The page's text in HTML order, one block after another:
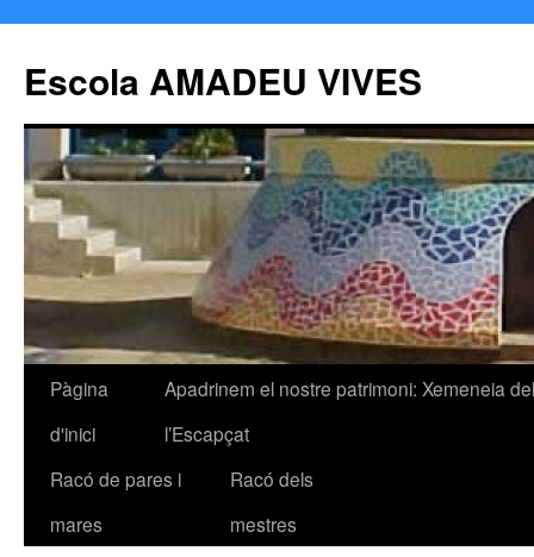
Escola AMADEU VIVES
Vés
contingut
Pàgina
d'inici
Apadrinem el nostre patrimoni: Xemeneia
l’Escapçat
Racó de pares i
mares
Racó dels
mestres